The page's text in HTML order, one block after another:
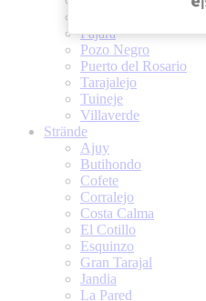
Pajara
Pozo Negro
Puerto del Rosario
Tarajalejo
Tuineje
Villaverde
Strände
Ajuy
Butihondo
Cofete
Corralejo
Costa Calma
El Cotillo
Esquinzo
Gran Tarajal
Jandia
La Pared